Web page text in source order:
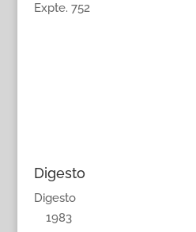
Expte. 752
Digesto
Digesto
1983